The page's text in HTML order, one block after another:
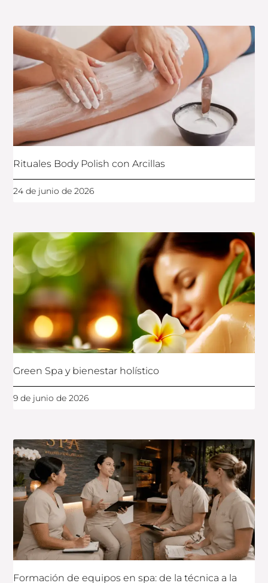
Rituales Body Polish con Arcillas
24 de junio de 2026
Green Spa y bienestar holístico
9 de junio de 2026
Formación de equipos en spa: de la técnica a la